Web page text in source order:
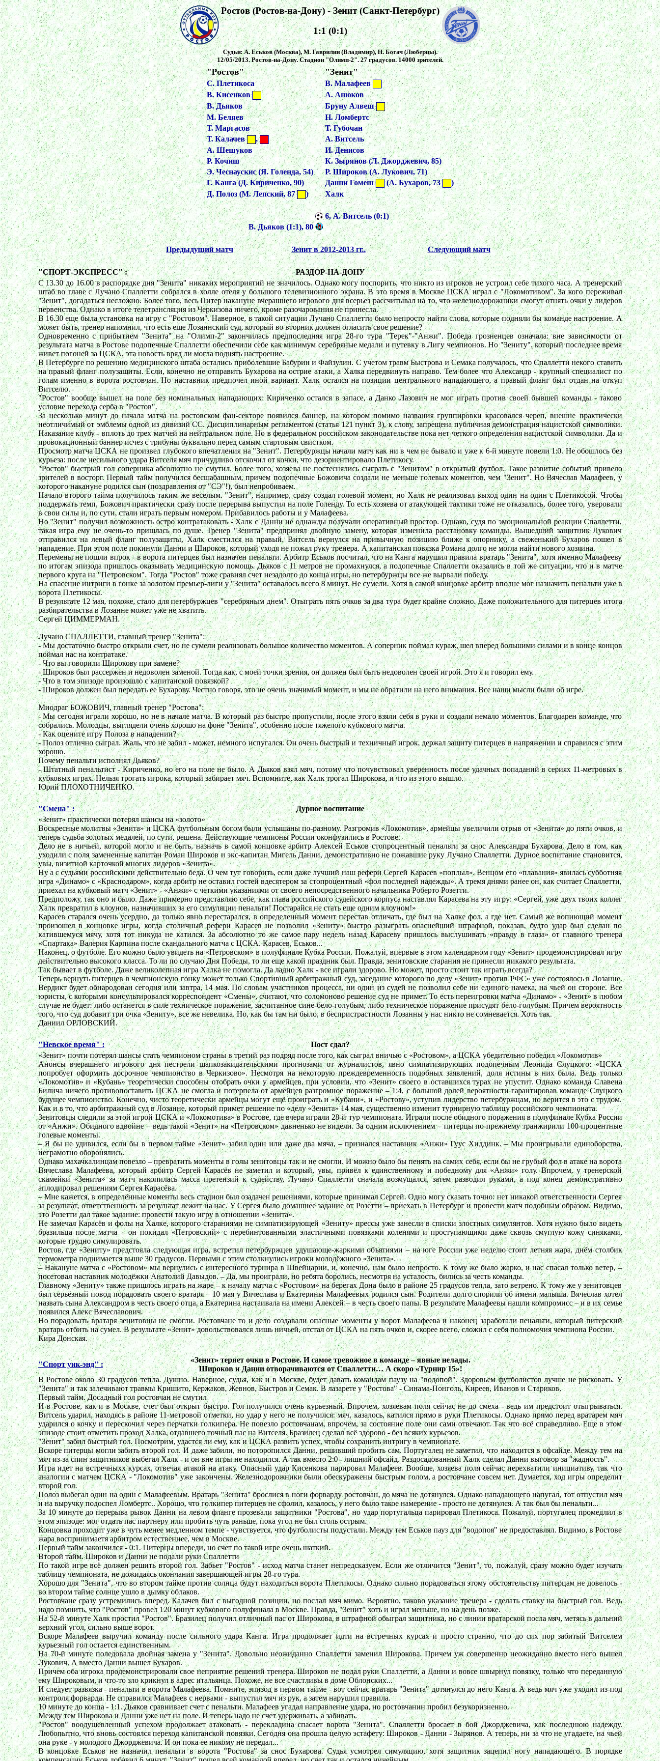
Ростов (Ростов-на-Дону) - Зенит (Санкт-Петербург)
1:1 (0:1)
Судьи: А. Еськов (Москва), М. Гаврилин (Владимир), Н. Богач (Люберцы).
12/05/2013. Ростов-на-Дону. Стадион "Олимп-2". 27 градусов. 14000 зрителей.
"Ростов" "Зенит"
С. Плетикоса
В. Малафеев
В. Кисенков
А. Анюков
В. Дьяков
Бруну Алвеш
М. Беляев
Н. Ломбертс
Т. Маргасов
Т. Губочан
Т. Калачев
,
А. Витсель
А. Шешуков
И. Денисов
Р. Кочиш
К. Зырянов (Л. Джорджевич, 85)
Э. Чеснаускис (Я. Голенда, 54)
Р. Широков (А. Лукович, 71)
Г. Канга (Д. Кириченко, 90)
Данни Гомеш (А. Бухаров, 73
)
Д. Полоз (М. Лепский, 87
) Халк
6, А. Витсель (0:1)
В. Дьяков (1:1), 80
Предыдущий матч Зенит в 2012-2013 гг.. Следующий матч
"СПОРТ-ЭКСПРЕСС" :
РАЗДОР-НА-ДОНУ
С 13.30 до 16.00 в распорядке дня "Зенита" никаких мероприятий не значилось. Однако могу поспорить, что никто из игроков не устроил себе тихого часа. А тренерский
штаб во главе с Лучано Спаллетти собрался в холле отеля у большого телевизионного экрана. В это время в Москве ЦСКА играл с "Локомотивом". За кого переживал
"Зенит", догадаться несложно. Более того, весь Питер накануне вчерашнего игрового дня всерьез рассчитывал на то, что железнодорожники смогут отнять очки у лидеров
первенства. Однако в итоге телетрансляция из Черкизова ничего, кроме разочарования не принесла.
В 16.30 еще была установка на игру с "Ростовом". Наверное, в такой ситуации Лучано Спаллетти было непросто найти слова, которые подняли бы команде настроение. А
может быть, тренер напомнил, что есть еще Лозаннский суд, который во вторник должен огласить свое решение?
Одновременно с прибытием "Зенита" на "Олимп-2" закончилась предпоследняя игра 28-го тура "Терек"-"Анжи". Победа грозненцев означала: вне зависимости от
результата матча в Ростове подопечные Спаллетти обеспечили себе как минимум серебряные медали и путевку в Лигу чемпионов. Но "Зениту", который последнее время
живет погоней за ЦСКА, эта новость вряд ли могла поднять настроение.
В Петербурге по решению медицинского штаба остались приболевшие Бабурин и Файзулин. С учетом травм Быстрова и Семака получалось, что Спаллетти некого ставить
на правый фланг полузащиты. Если, конечно не отправить Бухарова на острие атаки, а Халка передвинуть направо. Тем более что Александр - крупный специалист по
голам именно в ворота ростовчан. Но наставник предпочел иной вариант. Халк остался на позиции центрального нападающего, а правый фланг был отдан на откуп
Витселю.
"Ростов" вообще вышел на поле без номинальных нападающих: Кириченко остался в запасе, а Данко Лазович не мог играть против своей бывшей команды - таково
условие перехода серба в "Ростов".
За несколько минут до начала матча на ростовском фан-секторе появился баннер, на котором помимо названия группировки красовался череп, внешне практически
неотличимый от эмблемы одной из дивизий СС. Дисциплинарным регламентом (статья 121 пункт 3), к слову, запрещена публичная демонстрация нацистской символики.
Наказание клубу - вплоть до трех матчей на нейтральном поле. Но в федеральном российском законодательстве пока нет четкого определения нацистской символики. Да и
провокационный баннер исчез с трибуны буквально перед самым стартовым свистком.
Просмотр матча ЦСКА не произвел глубокого впечатления на "Зенит". Петербуржцы начали матч как ни в чем не бывало и уже к 6-й минуте повели 1:0. Не обошлось без
курьеза: после несильного удара Витселя мяч причудливо отскочил от кочки, что дезориентировало Плетикосу.
"Ростов" быстрый гол соперника абсолютно не смутил. Более того, хозяева не постеснялись сыграть с "Зенитом" в открытый футбол. Такое развитие событий привело
зрителей в восторг. Первый тайм получился бесшабашным, причем подопечные Божовича создали не меньше голевых моментов, чем "Зенит". Но Вячеслав Малафеев, у
которого накануне родился сын (поздравления от "СЭ"!), был непробиваем.
Начало второго тайма получилось таким же веселым. "Зенит", например, сразу создал голевой момент, но Халк не реализовал выход один на один с Плетикосой. Чтобы
поддержать темп, Божович практически сразу после перерыва выпустил на поле Голенду. То есть хозяева от атакующей тактики тоже не отказались, более того, уверовали
в свои силы и, по сути, стали играть первым номером. Прибавилось работы и у Малафеева.
Но "Зенит" получил возможность остро контратаковать - Халк с Данни не однажды получали оперативный простор. Однако, судя по эмоциональной реакции Спаллетти,
такая игра ему не очень-то пришлась по душе. Тренер "Зенита" предпринял двойную замену, которая изменила расстановку команды. Вышедший защитник Лукович
отправился на левый фланг полузащиты, Халк сместился на правый. Витсель вернулся на привычную позицию ближе к опорнику, а свеженький Бухаров пошел в
нападение. При этом поле покинули Данни и Широков, который уходя не пожал руку тренера. А капитанская повязка Романа долго не могла найти нового хозяина.
Перемены не пошли впрок - в ворота питерцев был назначен пенальти. Арбитр Еськов посчитал, что на Канга нарушил правила вратарь "Зенита", хотя именно Малафееву
по итогам эпизода пришлось оказывать медицинскую помощь. Дьяков с 11 метров не промахнулся, а подопечные Спаллетти оказались в той же ситуации, что и в матче
первого круга на "Петровском". Тогда "Ростов" тоже сравнял счет незадолго до конца игры, но петербуржцы все же вырвали победу.
На спасение интриги в гонке за золотом премьер-лиги у "Зенита" оставалось всего 8 минут. Не сумели. Хотя в самой концовке арбитр вполне мог назначить пенальти уже в
ворота Плетикосы.
В результате 12 мая, похоже, стало для петербуржцев "серебряным днем". Отыграть пять очков за два тура будет крайне сложно. Даже положительного для питерцев итога
разбирательства в Лозанне может уже не хватить.
Сергей ЦИММЕРМАН.
Лучано СПАЛЛЕТТИ, главный тренер "Зенита":
- Мы достаточно быстро открыли счет, но не сумели реализовать большое количество моментов. А соперник поймал кураж, шел вперед большими силами и в конце концов
поймал нас на контратаке.
- Что вы говорили Широкову при замене?
- Широков был рассержен и недоволен заменой. Тогда как, с моей точки зрения, он должен был быть недоволен своей игрой. Это я и говорил ему.
- Что в том эпизоде произошло с капитанской повязкой?
- Широков должен был передать ее Бухарову. Честно говоря, это не очень значимый момент, и мы не обратили на него внимания. Все наши мысли были об игре.
Миодраг БОЖОВИЧ, главный тренер "Ростова":
- Мы сегодня играли хорошо, но не в начале матча. В который раз быстро пропустили, после этого взяли себя в руки и создали немало моментов. Благодарен команде, что
собрались. Молодцы, выглядели очень хорошо на фоне "Зенита", особенно после тяжелого кубкового матча.
- Как оцените игру Полоза в нападении?
- Полоз отлично сыграл. Жаль, что не забил - может, немного испугался. Он очень быстрый и техничный игрок, держал защиту питерцев в напряжении и справился с этим
хорошо.
Почему пенальти исполнял Дьяков?
- Штатный пенальтист - Кириченко, но его на поле не было. А Дьяков взял мяч, потому что почувствовал уверенность после удачных попаданий в сериях 11-метровых в
кубковых играх. Нельзя трогать игрока, который забирает мяч. Вспомните, как Халк трогал Широкова, и что из этого вышло.
Юрий ПЛОХОТНИЧЕНКО.
"Смена" :
Дурное воспитание
«Зенит» практически потерял шансы на «золото»
Воскресные молитвы «Зенита» и ЦСКА футбольным богом были услышаны по-разному. Разгромив «Локомотив», армейцы увеличили отрыв от «Зенита» до пяти очков, и
теперь судьба золотых медалей, по сути, решена. Действующие чемпионы России оконфузились в Ростове.
Дело не в ничьей, которой могло и не быть, назначь в самой концовке арбитр Алексей Еськов стопроцентный пенальти за снос Александра Бухарова. Дело в том, как
уходили с поля замененные капитан Роман Широков и экс-капитан Мигель Данни, демонстративно не пожавшие руку Лучано Спаллетти. Дурное воспитание становится,
увы, визитной карточкой многих лидеров «Зенита».
Ну а с судьями российскими действительно беда. О чем тут говорить, если даже лучший наш рефери Сергей Карасев «поплыл». Венцом его «плавания» явилась субботняя
игра «Динамо» с «Краснодаром», когда арбитр не оставил гостей вдесятером за стопроцентный «фол последней надежды». А тремя днями ранее он, как считает Спаллетти,
приехал на кубковый матч «Зенит» - «Анжи» с четкими указаниями от своего непосредственного начальника Роберто Розетти.
Предположу, так оно и было. Даже примерно представляю себе, как глава российского судейского корпуса наставлял Карасева на эту игру: «Сергей, уже двух твоих коллег
Халк превратил в клоунов, назначивших за его симуляции пенальти! Постарайся не стать еще одним клоуном!»
Карасев старался очень усердно, да только явно перестарался, в определенный момент перестав отличать, где был на Халке фол, а где нет. Самый же вопиющий момент
произошел в концовке игры, когда столичный рефери Карасев не позволил «Зениту» быстро разыграть опаснейший штрафной, показав, будто удар был сделан по
катившемуся мячу, хотя тот никуда не катился. За абсолютно то же самое пару недель назад Карасеву пришлось выслушивать «правду в глаза» от главного тренера
«Спартака» Валерия Карпина после скандального матча с ЦСКА. Карасев, Еськов...
Наконец, о футболе. Его можно было увидеть на «Петровском» в полуфинале Кубка России. Пожалуй, впервые в этом календарном году «Зенит» продемонстрировал игру
действительно высокого класса. То ли по случаю Дня Победы, то ли еще какой праздник был. Правда, зенитовские старания не принесли никакого результата.
Так бывает в футболе. Даже великолепная игра Халка не помогла. Да ладно Халк - все играли здорово. Но может, просто стоит так играть всегда?
Теперь вернуть питерцев в чемпионскую гонку может только Спортивный арбитражный суд, заседание которого по делу «Зенит» против РФС» уже состоялось в Лозанне.
Вердикт будет обнародован сегодня или завтра, 14 мая. По словам участников процесса, ни один из судей не позволил себе ни единого намека, на чьей он стороне. Все
юристы, с которыми консультировался корреспондент «Смены», считают, что соломоново решение суд не примет. То есть переигровки матча «Динамо» - «Зенит» в любом
случае не будет: либо останется в силе техническое поражение, засчитанное сине-бело-голубым, либо техническое поражение присудят бело-голубым. Причем вероятность
того, что суд добавит три очка «Зениту», все же невелика. Но, как бы там ни было, в беспристрастности Лозанны у нас никто не сомневается. Хоть так.
Даниил ОРЛОВСКИЙ.
"Невское время" :
Пост сдал?
«Зенит» почти потерял шансы стать чемпионом страны в третий раз подряд после того, как сыграл вничью с «Ростовом», а ЦСКА убедительно победил «Локомотив»
Анонсы вчерашнего игрового дня пестрели шапкозакидательскими прогнозами от журналистов, явно симпатизирующих подопечным Леонида Слуцкого: «ЦСКА
попробует оформить досрочное чемпионство в Черкизово». Несмотря на некоторую преждевременность подобных заявлений, доля истины в них была. Ведь только
«Локомотив» и «Кубань» теоретически способны отобрать очки у армейцев, при условии, что «Зенит» своего в оставшихся турах не упустит. Однако команда Славена
Билича ничего противопоставить ЦСКА не смогла и потерпела от армейцев разгромное поражение – 1:4, с большой долей вероятности гарантировав команде Слуцкого
будущее чемпионство. Конечно, чисто теоретически армейцы могут ещё проиграть и «Кубани», и «Ростову», уступив лидерство петербуржцам, но верится в это с трудом.
Как и в то, что арбитражный суд в Лозанне, который примет решение по «делу «Зенита» 14 мая, существенно изменит турнирную таблицу российского чемпионата.
Зенитовцы следили за этой игрой ЦСКА и «Локомотива» в Ростове, где вчера играли 28-й тур чемпионата. Играли после обидного поражения в полуфинале Кубка России
от «Анжи». Обидного вдвойне – ведь такой «Зенит» на «Петровском» давненько не видели. За одним исключением – питерцы по-прежнему транжирили 100-процентные
голевые моменты.
– Я бы не удивился, если бы в первом тайме «Зенит» забил один или даже два мяча, – признался наставник «Анжи» Гуус Хиддинк. – Мы проигрывали единоборства,
неграмотно оборонялись.
Однако махачкалинцам повезло – превратить моменты в голы зенитовцы так и не смогли. И можно было бы пенять на самих себя, если бы не грубый фол в атаке на ворота
Вячеслава Малафеева, который арбитр Сергей Карасёв не заметил и который, увы, привёл к единственному и победному для «Анжи» голу. Впрочем, у тренерской
скамейки «Зенита» за матч накопилась масса претензий к судейству, Лучано Спаллетти сначала возмущался, затем разводил руками, а под конец демонстративно
аплодировал решениям Сергея Карасёва.
– Мне кажется, в определённые моменты весь стадион был озадачен решениями, которые принимал Сергей. Одно могу сказать точно: нет никакой ответственности Сергея
за результат, ответственность за результат лежит на нас. У Сергея было домашнее задание от Розетти – приехать в Петербург и провести матч подобным образом. Видимо,
это Розетти дал такое задание: провести такую игру в отношении «Зенита».
Не замечал Карасёв и фолы на Халке, которого стараниями не симпатизирующей «Зениту» прессы уже занесли в списки злостных симулянтов. Хотя нужно было видеть
бразильца после матча – он покидал «Петровский» с перебинтованными эластичными повязками коленями и проступающими даже сквозь смуглую кожу синяками,
которые трудно симулировать.
Ростов, где «Зениту» предстояла следующая игра, встретил петербуржцев удушающе-жаркими объятиями – на юге России уже неделю стоит летняя жара, днём столбик
термометра поднимается выше 30 градусов. Первыми с этим столкнулись игроки молодёжного «Зенита».
– Накануне матча с «Ростовом» мы вернулись с интересного турнира в Швейцарии, и, конечно, нам было непросто. К тому же было жарко, и нас спасал только ветер, –
посетовал наставник молодёжки Анатолий Давыдов. – Да, мы проиграли, но ребята боролись, несмотря на усталость, бились за честь команды.
Главному «Зениту» также пришлось играть на жаре – к началу матча с «Ростовом» на берегах Дона было в районе 25 градусов тепла, зато ветрено. К тому же у зенитовцев
был серьёзный повод порадовать своего вратаря – 10 мая у Вячеслава и Екатерины Малафеевых родился сын. Родители долго спорили об имени малыша. Вячеслав хотел
назвать сына Александром в честь своего отца, а Екатерина настаивала на имени Алексей – в честь своего папы. В результате Малафеевы нашли компромисс – и в их семье
появился Алекс Вячеславович.
Но порадовать вратаря зенитовцы не смогли. Ростовчане то и дело создавали опасные моменты у ворот Малафеева и наконец заработали пенальти, который питерский
вратарь отбить на сумел. В результате «Зенит» довольствовался лишь ничьей, отстал от ЦСКА на пять очков и, скорее всего, сложил с себя полномочия чемпиона России.
Кира Донская.
"Спорт уик-энд" :
«Зенит» теряет очки в Ростове. И самое тревожное в команде – явные нелады.
Широков и Данни отворачиваются от Спаллетти… А скоро «Турнир 15»!
В Ростове около 30 градусов тепла. Душно. Наверное, судья, как и в Москве, будет давать командам паузу на "водопой". Здоровьем футболистов лучше не рисковать. У
"Зенита" и так залечивают травмы Кришито, Кержаков, Жевнов, Быстров и Семак. В лазарете у "Ростова" - Синама-Понголь, Киреев, Иванов и Стариков.
Первый тайм. Досадный гол ростовчан не смутил
И в Ростове, как и в Москве, счет был открыт быстро. Гол получился очень курьезный. Впрочем, хозяевам поля сейчас не до смеха - ведь им предстоит отыгрываться.
Витсель ударил, находясь в районе 11-метровой отметки, но удар у него не получился: мяч, казалось, катился прямо в руки Плетикосы. Однако прямо перед вратарем мяч
ударился о кочку и перескочил через перчатки голкипера. Не повезло ростовчанам, впрочем, за состояние поле они сами отвечают. Так что всё справедливо. Еще в этом
эпизоде стоит отметить проход Халка, отдавшего точный пас на Витселя. Бразилец сделал всё здорово - без всяких курьезов.
"Зенит" забил быстрый гол. Посмотрим, удастся ли ему, как и ЦСКА развить успех, чтобы сохранить интригу в чемпионате.
Вскоре питерцы могли забить второй гол. И даже забили, но поторопился Данни, решивший пробить сам. Португалец не заметил, что находится в офсайде. Между тем на
мяч из-за спин защитников выбегал Халк - и он вне игры не находился. А так вместо 2:0 - лишний офсайд. Раздосадованный Халк сделал Данни выговор за "жадность".
Игра идет на встречныхх курсах, отвечая атакой на атаку. Опасный удар Кисенкова парировал Малафеев. Вообще, хозяева поля сейчас перехватили инициативу, так что
аналогии с матчем ЦСКА - "Локомотив" уже закончены. Железнодорожники были обескуражены быстрым голом, а ростовчане совсем нет. Думается, ход игры определит
второй гол.
Полоз выбегал один на один с Малафеевым. Вратарь "Зенита" брослися в ноги форварду ростовчан, до мяча не дотянулся. Однако нападающего напугал, тот отпустил мяч
и на выручку подоспел Ломбертс.. Хорошо, что голкипер питерцев не сфолил, казалось, у него было такое намерение - просто не дотянулся. А так был бы пенальти...
За 10 минуте до перерыва рывок Данни на левом фланге прозевали защитники "Ростова", но удар португальца парировал Плетикоса. Пожалуй, португалец промедлил в
этом эпизоде: мог отдать пас партнеру или пробить чуть раньше, пока угол не был столь острым.
Концовка проходит уже в чуть менее медленном темпе - чувствуется, что футболисты подустали. Между тем Еськов пауз для "водопоя" не предоставлял. Видимо, в Ростове
жара воспринимаетя арбитром естественнее, чем в Москве.
Первый тайм закончился - 0:1. Питерцы впереди, но счет по такой игре очень шаткий.
Второй тайм. Широков и Данни не подали руки Спаллетти
По такой игре всё должен решить второй гол. Забьет "Ростов" - исход матча станет непредсказуем. Если же отличится "Зенит", то, пожалуй, сразу можно будет изучать
таблицу чемпионата, не дожидаясь окончания завершающей игры 28-го тура.
Хорошо для "Зенита", что во втором тайме против солнца будут находиться ворота Плетикосы. Однако сильно порадоваться этому обстоятельству питерцам не довелось -
во втором тайме солнце ушло в дымку облаков.
Ростовчане сразу устремились вперед. Калачев бил с выгодной позиции, но послал мяч мимо. Вероятно, таково указание тренера - сделать ставку на быстрый гол. Ведь
надо помнить, что "Ростов" провел 120 минут кубкового полуфинала в Москве. Правда, "Зенит" хоть и играл меньше, но на день позже.
На 52-й минуте Халк простил "Ростов". Бразилец получил отличный пас от Широкова, в штрафной обыграл защитника, но с линии вратарской посла мяч, метясь в дальний
верхний угол, сильно выше ворот.
Вскоре Малафеев выручил команду после сильного удара Канга. Игра продолжает идти на встречных курсах и просто странно, что до сих пор забитый Витселем
курьезный гол остается единственным.
На 70-й минуте поледовала двойная замена у "Зенита". Довольно неожиданно Спаллетти заменил Широкова. Причем уж совершенно неожиданно вместо него вышел
Лукович. А вместо Данни вышел Бухаров.
Причем оба игрока продемонстрировали свое неприятие решений тренера. Широков не подал руки Спаллетти, а Данни и вовсе швырнул повязку, только что переданную
ему Широковым, и что-то зло крикнул в адрес итальянца. Похоже, не все счастливы в доме Облонских...
И следует развязка - пенальти в ворота Малафеева. Помните, эпизод в первом тайме - вот сейчас вратарь "Зенита" дотянулся до него Канга. А ведь мяч уже уходил из-под
контроля форварда. Не справился Малафеев с нервами - выпустил мяч из рук, а затем нарушил правила.
10 минуте до конца - 1:1. Дьяков сравнивает счет с пенальти. Малафеев угадал направление удара, но ростовчанин пробил безукоризненно.
Между тем Широкова и Данни уже нет на поле. И теперь надо не счет удерживать, а забивать.
"Ростов" воодушевленный успехом продолжает атаковать - перекладина спасает ворота "Зенита". Спаллетти бросает в бой Джорджевича, как последнюю надежду.
Любопытно, что вновь состоялся переход капитанской повязки. Сегодня она прошла целую эстафету: Широков - Данни - Зырянов. А теперь, ни за что не угадаете, на чьей
она руке - у молодого Джорджевича. И он пока ее никому не передал...
В концовке Еськов не назначил пенальти в ворота "Ростова" за снос Бухарова. Судья усмотрел симуляцию, хотя защитник зацепил ногу нападающего. В порядке